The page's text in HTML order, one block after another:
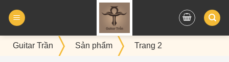
qua
dungGuitar Trần Sản phẩm Trang 2